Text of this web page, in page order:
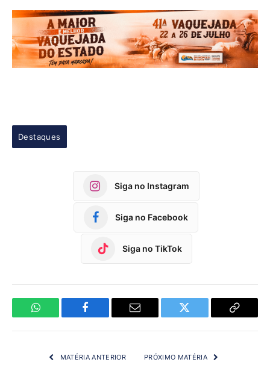
Destaques
Siga no Instagram
Siga no Facebook
Siga no TikTok
WhatsApp Facebook Email Twitter
Copy
MATÉRIA ANTERIOR PRÓXIMO MATÉRIA